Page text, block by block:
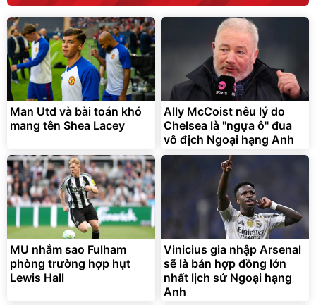
190.000
138.330đ
Discount
3.000.000
2.200.000đ
Unmute
Vali Bamozo Khung Nhôm
9066 Size 20/24/28 Cao
Cấp
1.000.000
825.000đ
Flash Sale
Lót ghế ôtô, nâng lưng
chống nóng giúp thoải mái
trong di chuyển
295.000đ
Đã bán nhiều
Man Utd và bài toán khó
mang tên Shea Lacey
Ally McCoist nêu lý do
Chelsea là "ngựa ô" đua
vô địch Ngoại hạng Anh
MU nhắm sao Fulham
phòng trường hợp hụt
Lewis Hall
Vinicius gia nhập Arsenal
sẽ là bản hợp đồng lớn
nhất lịch sử Ngoại hạng
Anh